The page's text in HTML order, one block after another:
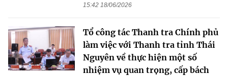
15:42 18/06/2026
Tổ công tác Thanh tra Chính phủ
làm việc với Thanh tra tỉnh Thái
Nguyên về thực hiện một số
nhiệm vụ quan trọng, cấp bách